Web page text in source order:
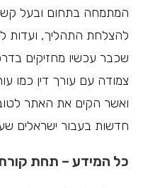
המתמחה בתחום ובעל
להצלחת התהליך, ועדות
שכבר עכשיו מחזיקים
צמודה עם עורך דין כמו
ואשר הקים את האתר
חדשות בעבור ישראלים
כל המידע – תחת